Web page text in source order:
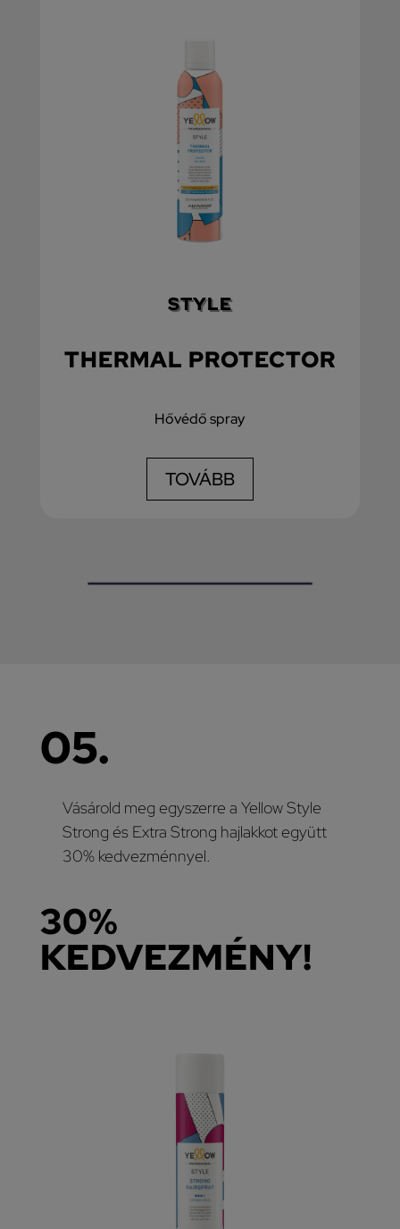
STYLE
THERMAL PROTECTOR
Hővédő spray
TOVÁBB
05.
Vásárold meg egyszerre a Yellow Style
Strong és Extra Strong hajlakkot együtt
30% kedvezménnyel.
30%
KEDVEZMÉNY!